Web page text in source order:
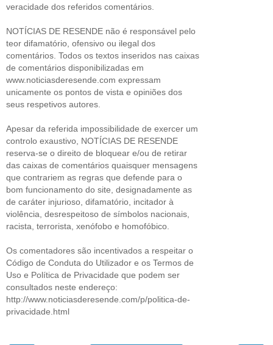
veracidade dos referidos comentários.
NOTÍCIAS DE RESENDE não é responsável pelo
teor difamatório, ofensivo ou ilegal dos
comentários. Todos os textos inseridos nas caixas
de comentários disponibilizadas em
www.noticiasderesende.com expressam
unicamente os pontos de vista e opiniões dos
seus respetivos autores.
Apesar da referida impossibilidade de exercer um
controlo exaustivo, NOTÍCIAS DE RESENDE
reserva-se o direito de bloquear e/ou de retirar
das caixas de comentários quaisquer mensagens
que contrariem as regras que defende para o
bom funcionamento do site, designadamente as
de caráter injurioso, difamatório, incitador à
violência, desrespeitoso de símbolos nacionais,
racista, terrorista, xenófobo e homofóbico.
Os comentadores são incentivados a respeitar o
Código de Conduta do Utilizador e os Termos de
Uso e Política de Privacidade que podem ser
consultados neste endereço:
http://www.noticiasderesende.com/p/politica-de-
privacidade.html